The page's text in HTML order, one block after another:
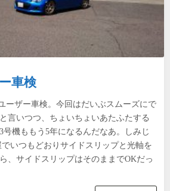
車検
ーザー車検。今回はだいぶスムーズにで
言いつつ、ちょいちょいあたふたする
機ももう5年になるんだなあ。しみじ
いつもどおりサイドスリップと光軸を
、サイドスリップはそのままでOKだっ